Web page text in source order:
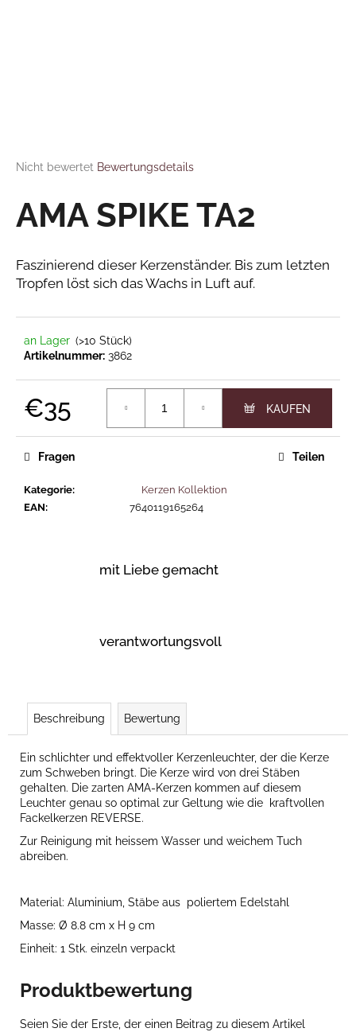
Die durchschnittliche Produktbewertung ist 0,0 von 5 Sternen.
Nicht bewertet Bewertungsdetails
AMA SPIKE TA2
Faszinierend dieser Kerzenständer. Bis zum letzten
Tropfen löst sich das Wachs in Luft auf.
an Lager (>10 Stück)
3862
€35
Kategorie:
Kerzen Kollektion
EAN: 7640119165264
Fragen Teilen
mit Liebe gemacht
verantwortungsvoll
Beschreibung Bewertung
Ein schlichter und effektvoller Kerzenleuchter, der die Kerze
zum Schweben bringt. Die Kerze wird von drei Stäben
gehalten. Die zarten AMA-Kerzen kommen auf diesem
Leuchter genau so optimal zur Geltung wie die
kraftvollen
Fackelkerzen REVERSE.
Zur Reinigung mit heissem Wasser und weichem Tuch
abreiben.
Material: Aluminium, Stäbe aus poliertem Edelstahl
Masse: Ø 8.8 cm x H 9 cm
Einheit: 1 Stk. einzeln verpackt
Produktbewertung
Seien Sie der Erste, der einen Beitrag zu diesem Artikel
r
m
p
h
l
n
G-
TUBE
CTA5
€72